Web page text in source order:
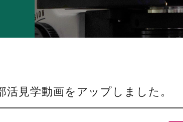
活見学動画をアップしました。